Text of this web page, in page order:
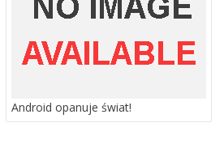
Android opanuje świat!